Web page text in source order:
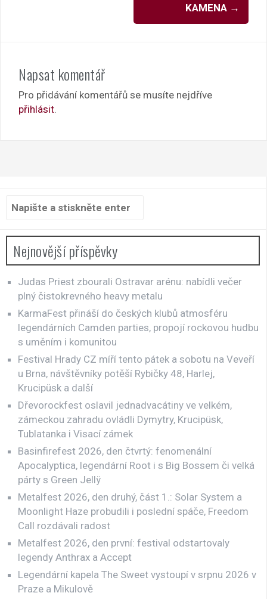
KAMENA →
Napsat komentář
Pro přidávání komentářů se musíte nejdříve
přihlásit
Hledat:
Nejnovější příspěvky
Judas Priest zbourali Ostravar arénu: nabídli večer
plný čistokrevného heavy metalu
KarmaFest přináší do českých klubů atmosféru
legendárních Camden parties, propojí rockovou hudbu
s uměním i komunitou
Festival Hrady CZ míří tento pátek a sobotu na Veveří
u Brna, návštěvníky potěší Rybičky 48, Harlej,
Krucipüsk a další
Dřevorockfest oslavil jednadvacátiny ve velkém,
zámeckou zahradu ovládli Dymytry, Krucipüsk,
Tublatanka i Visací zámek
Basinfirefest 2026, den čtvrtý: fenomenální
Apocalyptica, legendární Root i s Big Bossem či velká
párty s Green Jellÿ
Metalfest 2026, den druhý, část 1.: Solar System a
Moonlight Haze probudili i poslední spáče, Freedom
Call rozdávali radost
Metalfest 2026, den první: festival odstartovaly
legendy Anthrax a Accept
Legendární kapela The Sweet vystoupí v srpnu 2026 v
Praze a Mikulově